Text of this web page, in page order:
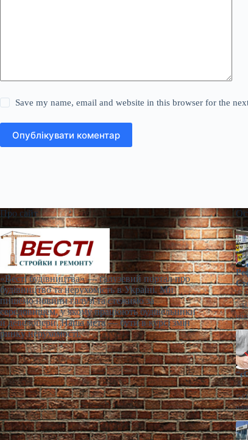
Save my name, email and website in this browser for the
Опублікувати коментар
Про сайт
«Весті будівництва» — галузевий портал про
будівництво та нерухомість в Україні. Ми
пишемо новини галузі та стежимо за
середовищем, у якому працюють будівельники
й девелопери. Наша мета — бути в курсі змін
ринку нерухомості.
>